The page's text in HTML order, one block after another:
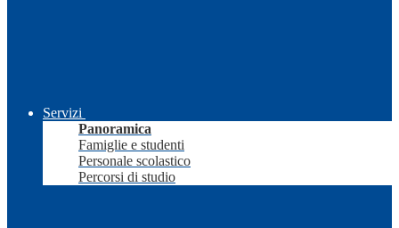
Servizi
Panoramica
Famiglie e studenti
Personale scolastico
Percorsi di studio